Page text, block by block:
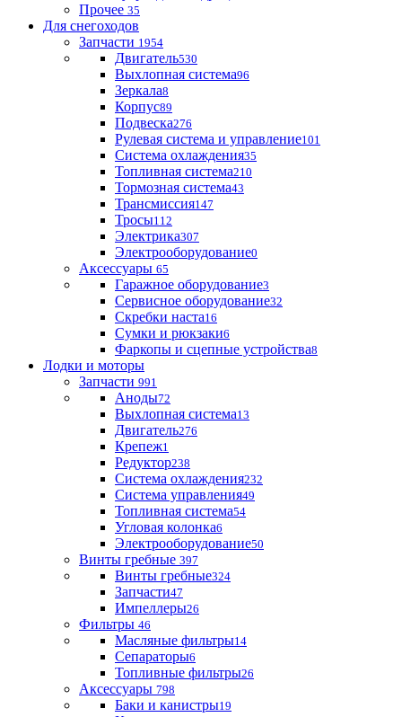
Прочее 35
Для снегоходов
Запчасти 1954
Двигатель530
Выхлопная система96
Зеркала8
Корпус89
Подвеска276
Рулевая система и управление101
Система охлаждения35
Топливная система210
Тормозная система43
Трансмиссия147
Тросы112
Электрика307
Электрооборудование0
Аксессуары 65
Гаражное оборудование3
Сервисное оборудование32
Скребки наста16
Сумки и рюкзаки6
Фаркопы и сцепные устройства8
Лодки и моторы
Запчасти 991
Аноды72
Выхлопная система13
Двигатель276
Крепеж1
Редуктор238
Система охлаждения232
Система управления49
Топливная система54
Угловая колонка6
Электрооборудование50
Винты гребные 397
Винты гребные324
Запчасти47
Импеллеры26
Фильтры 46
Масляные фильтры14
Сепараторы6
Топливные фильтры26
Аксессуары 798
Баки и канистры19